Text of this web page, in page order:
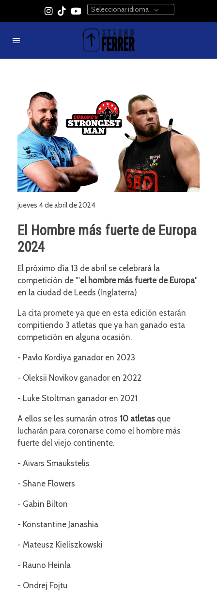
Seleccionar idioma
jueves 4 de abril de 2024
El Hombre más fuerte de Europa
2024
El próximo día 13 de abril se celebrará la
competición de '''el hombre más fuerte de Europa''
en la ciudad de Leeds (Inglaterra)
La cita promete ya que en esta edición estarán
compitiendo 3 atletas que ya han ganado esta
competición en alguna ocasión.
- Pavlo Kordiya ganador en 2023
- Oleksii Novikov ganador en 2022
- Luke Stoltman ganador en 2021
A ellos se les sumarán otros 10 atletas que
lucharán para coronarse como el hombre más
fuerte del viejo continente.
- Aivars Smaukstelis
- Shane Flowers
- Gabin Bilton
- Konstantine Janashia
- Mateusz Kieliszkowski
- Rauno Heinla
- Ondrej Fojtu